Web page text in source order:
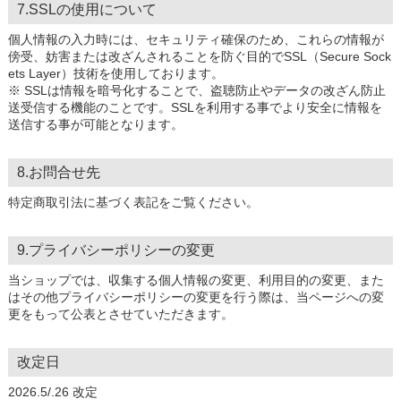
7.SSLの使用について
個人情報の入力時には、セキュリティ確保のため、これらの情報が
傍受、妨害または改ざんされることを防ぐ目的でSSL（Secure Sock
ets Layer）技術を使用しております。
※ SSLは情報を暗号化することで、盗聴防止やデータの改ざん防止
送受信する機能のことです。SSLを利用する事でより安全に情報を
送信する事が可能となります。
8.お問合せ先
特定商取引法に基づく表記をご覧ください。
9.プライバシーポリシーの変更
当ショップでは、収集する個人情報の変更、利用目的の変更、また
はその他プライバシーポリシーの変更を行う際は、当ページへの変
更をもって公表とさせていただきます。
改定日
2026.5/.26 改定